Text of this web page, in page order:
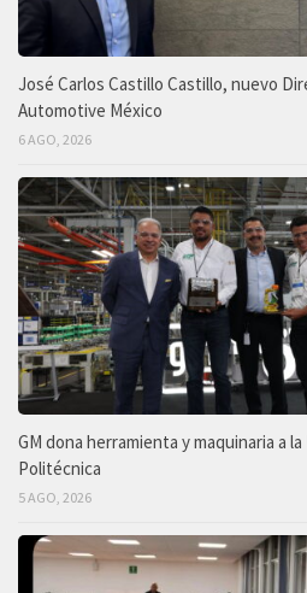
José Carlos Castillo Castillo, nuevo
Automotive México
6 AGO, 2026
GM dona herramienta y maquinaria a
Politécnica
5 AGO, 2026